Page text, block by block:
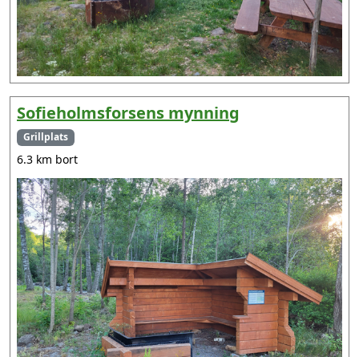
Sofieholmsforsens mynning
Grillplats
6.3 km bort